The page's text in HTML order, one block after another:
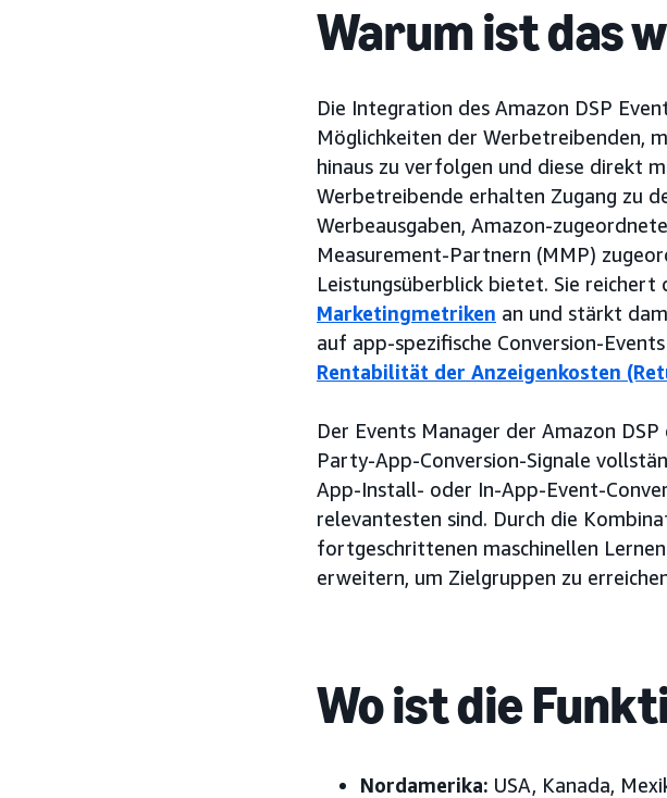
Warum ist das
Die Integration des Amazon DSP
Möglichkeiten der Werbetreibenden,
hinaus zu verfolgen und diese direkt
Werbetreibende erhalten Zugang zu
Werbeausgaben, Amazon-
Measurement-Partnern (MMP)
Leistungsüberblick bietet. Sie
Marketingmetriken an und stärkt
auf app-spezifische Conversion-
Rentabilität der Anzeigenkosten
Der Events Manager der Amazon
Party-App-Conversion-Signale
App-Install- oder In-App-Event-
relevantesten sind. Durch die
fortgeschrittenen maschinellen
erweitern, um Zielgruppen zu
Wo ist die
Nordamerika: USA, Kanada,